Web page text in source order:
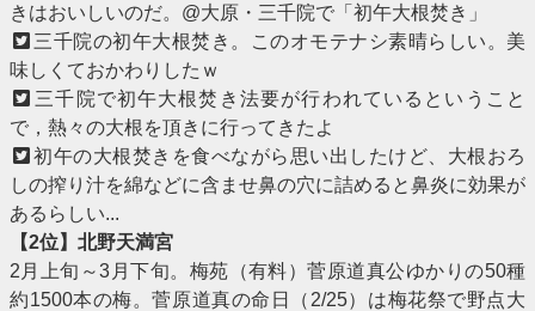
きはおいしいのだ。@大原・三千院で「初午大根焚き」
三千院の初午大根焚き。このオモテナシ素晴らしい。美
味しくておかわりしたｗ
三千院で初午大根焚き法要が行われているということ
で，熱々の大根を頂きに行ってきたよ
初午の大根焚きを食べながら思い出したけど、大根おろ
しの搾り汁を綿などに含ませ鼻の穴に詰めると鼻炎に効果が
あるらしい...
【2位】北野天満宮
2月上旬～3月下旬。梅苑（有料）菅原道真公ゆかりの50種
約1500本の梅。菅原道真の命日（2/25）は梅花祭で野点大